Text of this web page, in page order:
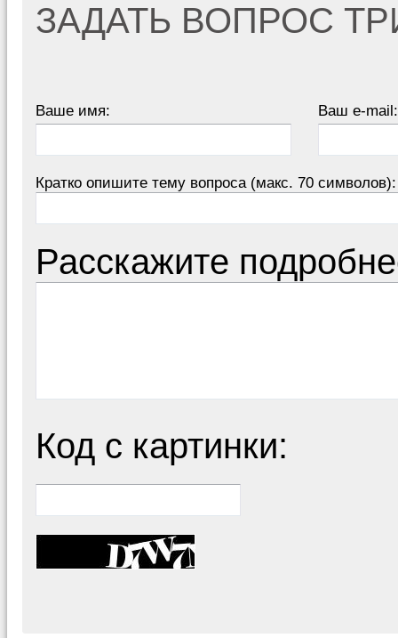
ЗАДАТЬ ВОПРОС
Ваше имя: Ваш e-mail:
Кратко опишите тему вопроса (макс. 70 символов):
Расскажите
Код с картинки: